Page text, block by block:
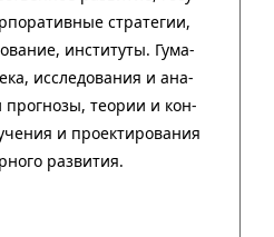
стра­тегии,
инсти­туты. Гума­
иссле­до­ва­ния и ана­
прог­нозы, тео­рии и кон­
и про­ек­тиро­ва­ния
развития.